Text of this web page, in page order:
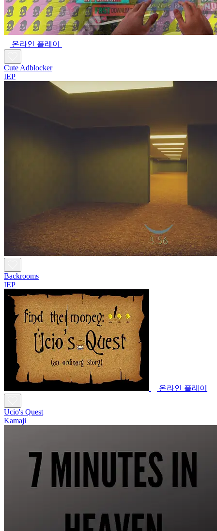
온라인 플레이
Cute Adblocker
IEP
Backrooms
IEP
온라인 플레이
Ucio's Quest
Kamaji